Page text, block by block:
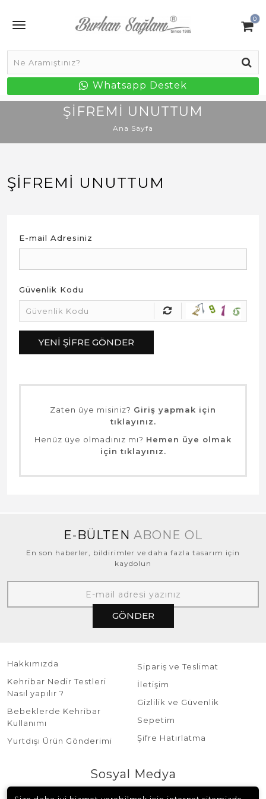
0
Whatsapp Destek
ŞIFREMI UNUTTUM
Ana Sayfa
ŞIFREMI UNUTTUM
E-mail Adresiniz
Güvenlik Kodu
YENI ŞIFRE GÖNDER
Zaten üye misiniz? Giriş yapmak için
tıklayınız.
Henüz üye olmadınız mı? Hemen üye olmak
için tıklayınız.
E-BÜLTEN ABONE OL
En son haberler, bildirimler ve daha fazla tasarım için
kaydolun
GÖNDER
Hakkımızda
Kehribar Nedir Testleri
Nasıl yapılır ?
Bebeklerde Kehribar
Kullanımı
Yurtdışı Ürün Gönderimi
Sipariş ve Teslimat
İletişim
Gizlilik ve Güvenlik
Sepetim
Şifre Hatırlatma
Sosyal Medya